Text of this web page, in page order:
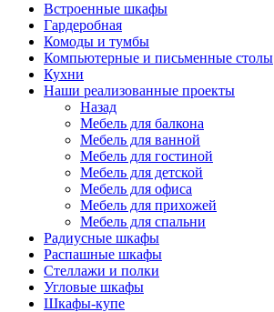
Встроенные шкафы
Гардеробная
Комоды и тумбы
Компьютерные и письменные столы
Кухни
Наши реализованные проекты
Назад
Мебель для балкона
Мебель для ванной
Мебель для гостиной
Мебель для детской
Мебель для офиса
Мебель для прихожей
Мебель для спальни
Радиусные шкафы
Распашные шкафы
Стеллажи и полки
Угловые шкафы
Шкафы-купе